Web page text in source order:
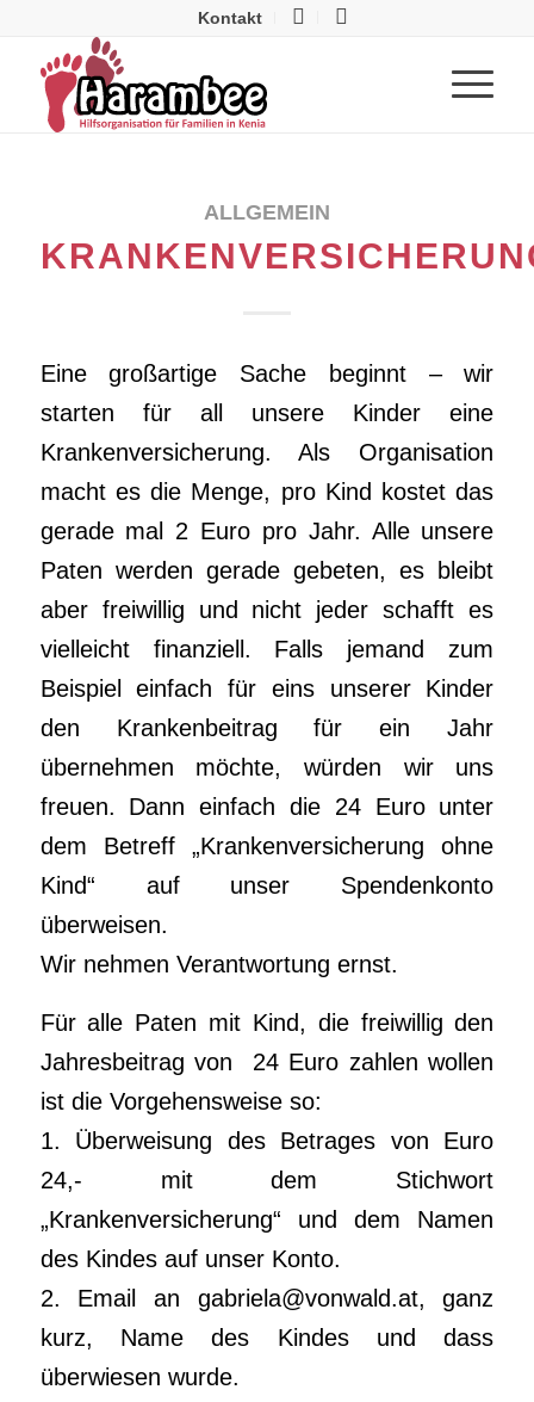
Kontakt
ALLGEMEIN
Eine großartige Sache beginnt – wir
starten für all unsere Kinder eine
Krankenversicherung. Als Organisation
macht es die Menge, pro Kind kostet das
gerade mal 2 Euro pro Jahr. Alle unsere
Paten werden gerade gebeten, es bleibt
aber freiwillig und nicht jeder schafft es
vielleicht finanziell. Falls jemand zum
Beispiel einfach für eins unserer Kinder
den Krankenbeitrag für ein Jahr
übernehmen möchte, würden wir uns
freuen. Dann einfach die 24 Euro unter
dem Betreff „Krankenversicherung ohne
Kind“ auf unser Spendenkonto
überweisen.
Wir nehmen Verantwortung ernst.
Für alle Paten mit Kind, die freiwillig den
Jahresbeitrag von 24 Euro zahlen wollen
ist die Vorgehensweise so:
1. Überweisung des Betrages von Euro
24,- mit dem Stichwort
„Krankenversicherung“ und dem Namen
des Kindes auf unser Konto.
2. Email an gabriela@vonwald.at, ganz
kurz, Name des Kindes und dass
überwiesen wurde.